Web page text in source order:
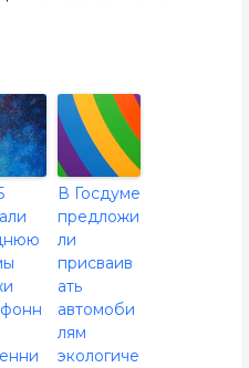
В Госдуме
предложи
ли
присваив
ать
автомоби
лям
экологиче